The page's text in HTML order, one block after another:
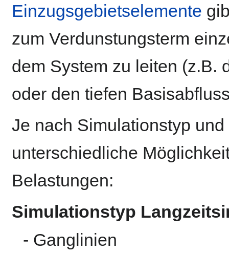
Einzugsgebietselemente
zum Verdunstungsterm
dem System zu leiten (z.B.
oder den tiefen
Je nach Simulationstyp
unterschiedliche
Belastungen:
Simulationstyp
- Ganglinien